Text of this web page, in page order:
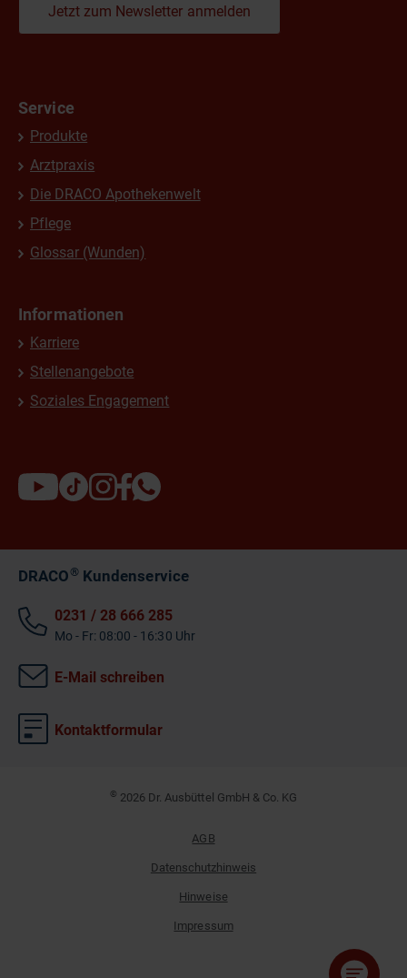
Jetzt zum Newsletter anmelden
Service
Produkte
Arztpraxis
Die DRACO Apothekenwelt
Pflege
Glossar (Wunden)
Informationen
Karriere
Stellenangebote
Soziales Engagement
DRACO®Kundenservice
0231 / 28 666 285
Mo - Fr: 08:00 - 16:30 Uhr
E-Mail schreiben
Kontaktformular
© 2026 Dr. Ausbüttel GmbH & Co. KG
AGB
Datenschutzhinweis
Hinweise
Impressum